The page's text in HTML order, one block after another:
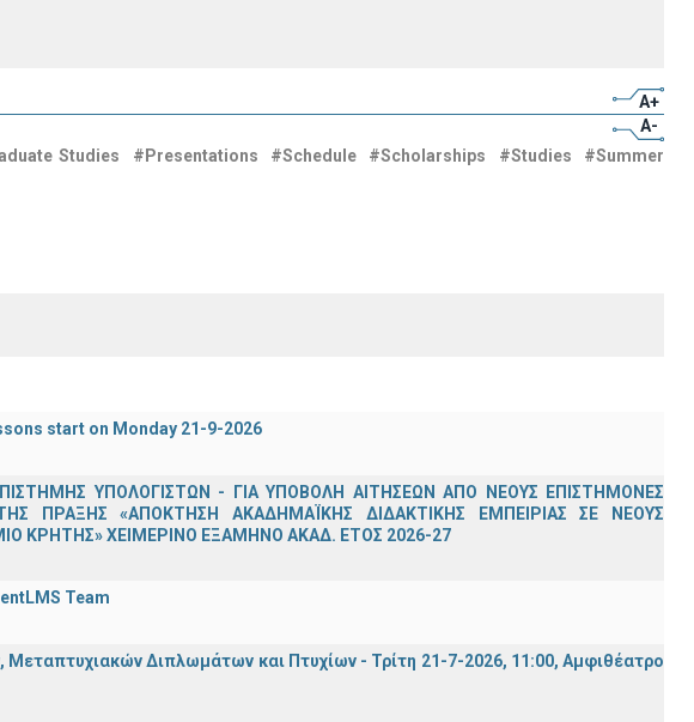
A+
A-
Studies #Presentations #Schedule #Scholarships #Studies
#Summer
start on Monday 21-9-2026
ΥΠΟΛΟΓΙΣΤΩΝ - ΓΙΑ ΥΠΟΒΟΛΗ ΑΙΤΗΣΕΩΝ ΑΠΟ ΝΕΟΥΣ ΕΠΙΣΤΗΜΟΝΕΣ
ΠΡΑΞΗΣ «ΑΠΟΚΤΗΣΗ ΑΚΑΔΗΜΑΪΚΗΣ ΔΙΔΑΚΤΙΚΗΣ ΕΜΠΕΙΡΙΑΣ ΣΕ ΝΕΟΥΣ
ΚΡΗΤΗΣ» ΧΕΙΜΕΡΙΝΟ ΕΞΑΜΗΝΟ ΑΚΑΔ. ΕΤΟΣ 2026-27
Team
Διπλωμάτων και Πτυχίων - Τρίτη 21-7-2026, 11:00, Αμφιθέατρο